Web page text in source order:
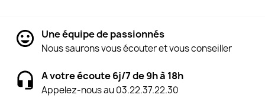
Une équipe de passionnés
Nous saurons vous écouter et vous conseiller
A votre écoute 6j/7 de 9h à 18h
Appelez-nous au 03.22.37.22.30